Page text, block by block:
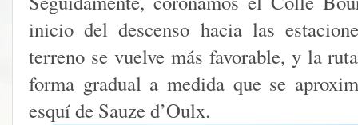
inicio del descenso hacia las
terreno se vuelve más favorable, y la
forma gradual a medida que se
esquí de Sauze d’Oulx.